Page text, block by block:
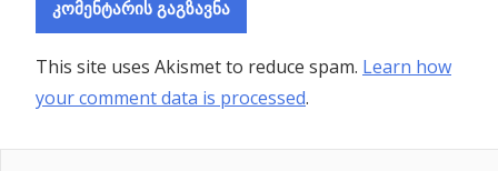
მზის
სისტემაში
This site uses Akismet to reduce spam. Learn how
your comment data is processed.